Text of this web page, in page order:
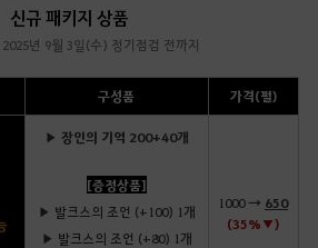
신규 패키지 상품
년 9월 3일(수) 정기점검 전까지
구성품 가격(펄)
▶ 장인의 기억 200+40개
[증정상품]
▶ 발크스의 조언 (+100) 1개
▶ 발크스의 조언 (+80) 1개
1000 → 650
(35%▼)